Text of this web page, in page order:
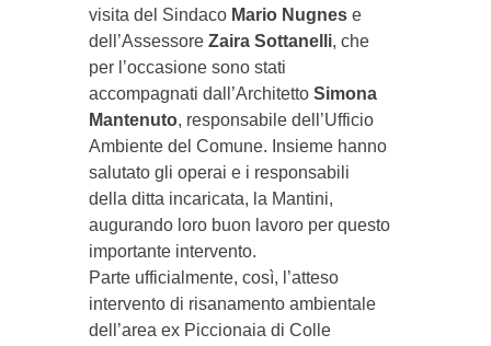
visita del Sindaco Mario Nugnese
dell’Assessore Zaira Sottanelli, che
per l’occasione sono stati
accompagnati dall’Architetto Simona
Mantenuto, responsabile dell’Ufficio
Ambiente del Comune. Insieme hanno
salutato gli operai e i responsabili
della ditta incaricata, la Mantini,
augurando loro buon lavoro per questo
importante intervento.
Parte ufficialmente, così, l’atteso
intervento di risanamento ambientale
dell’area ex Piccionaia di Colle